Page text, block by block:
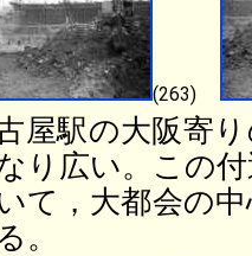
(263)
屋駅の大阪寄
り広い。この
て，大都会の
。